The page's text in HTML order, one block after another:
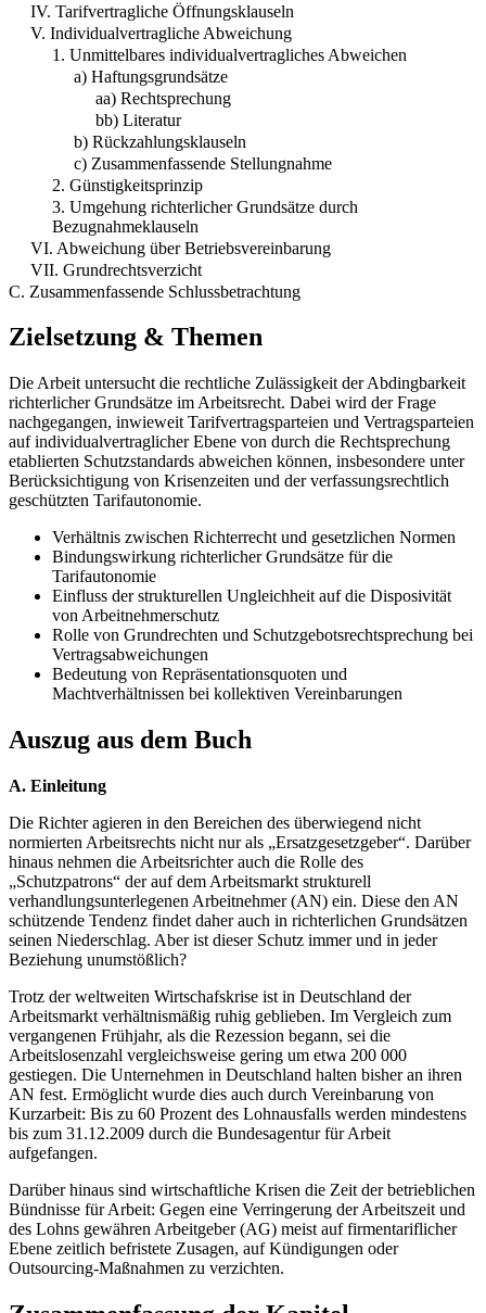
IV. Tarifvertragliche Öffnungsklauseln
V. Individualvertragliche Abweichung
1. Unmittelbares individualvertragliches Abweichen
a) Haftungsgrundsätze
aa) Rechtsprechung
bb) Literatur
b) Rückzahlungsklauseln
c) Zusammenfassende Stellungnahme
2. Günstigkeitsprinzip
3. Umgehung richterlicher Grundsätze durch
Bezugnahmeklauseln
VI. Abweichung über Betriebsvereinbarung
VII. Grundrechtsverzicht
C. Zusammenfassende Schlussbetrachtung
Zielsetzung & Themen
Die Arbeit untersucht die rechtliche Zulässigkeit der Abdingbarkeit
richterlicher Grundsätze im Arbeitsrecht. Dabei wird der Frage
nachgegangen, inwieweit Tarifvertragsparteien und Vertragsparteien
auf individualvertraglicher Ebene von durch die Rechtsprechung
etablierten Schutzstandards abweichen können, insbesondere unter
Berücksichtigung von Krisenzeiten und der verfassungsrechtlich
geschützten Tarifautonomie.
Verhältnis zwischen Richterrecht und gesetzlichen Normen
Bindungswirkung richterlicher Grundsätze für die
Tarifautonomie
Einfluss der strukturellen Ungleichheit auf die Disposivität
von Arbeitnehmerschutz
Rolle von Grundrechten und Schutzgebotsrechtsprechung bei
Vertragsabweichungen
Bedeutung von Repräsentationsquoten und
Machtverhältnissen bei kollektiven Vereinbarungen
Auszug aus dem Buch
A. Einleitung
Die Richter agieren in den Bereichen des überwiegend nicht
normierten Arbeitsrechts nicht nur als „Ersatzgesetzgeber“. Darüber
hinaus nehmen die Arbeitsrichter auch die Rolle des
„Schutzpatrons“ der auf dem Arbeitsmarkt strukturell
verhandlungsunterlegenen Arbeitnehmer (AN) ein. Diese den AN
schützende Tendenz findet daher auch in richterlichen Grundsätzen
seinen Niederschlag. Aber ist dieser Schutz immer und in jeder
Beziehung unumstößlich?
Trotz der weltweiten Wirtschafskrise ist in Deutschland der
Arbeitsmarkt verhältnismäßig ruhig geblieben. Im Vergleich zum
vergangenen Frühjahr, als die Rezession begann, sei die
Arbeitslosenzahl vergleichsweise gering um etwa 200 000
gestiegen. Die Unternehmen in Deutschland halten bisher an ihren
AN fest. Ermöglicht wurde dies auch durch Vereinbarung von
Kurzarbeit: Bis zu 60 Prozent des Lohnausfalls werden mindestens
bis zum 31.12.2009 durch die Bundesagentur für Arbeit
aufgefangen.
Darüber hinaus sind wirtschaftliche Krisen die Zeit der betrieblichen
Bündnisse für Arbeit: Gegen eine Verringerung der Arbeitszeit und
des Lohns gewähren Arbeitgeber (AG) meist auf firmentariflicher
Ebene zeitlich befristete Zusagen, auf Kündigungen oder
Outsourcing-Maßnahmen zu verzichten.